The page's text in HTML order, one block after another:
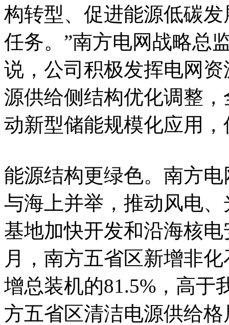
构转型、促进能源低碳
任务。”南方电网战略总
说，公司积极发挥电网
源供给侧结构优化调整
动新型储能规模化应用
能源结构更绿色。南方
与海上并举，推动风电
基地加快开发和沿海核
月，南方五省区新增非
增总装机的81.5%，高于
方五省区清洁电源供给